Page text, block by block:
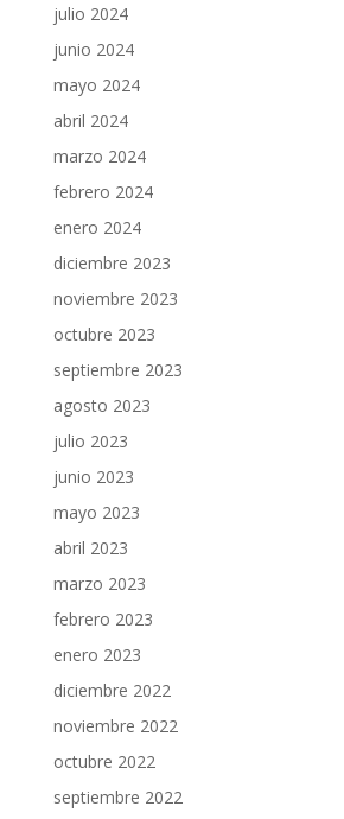
julio 2024
junio 2024
mayo 2024
abril 2024
marzo 2024
febrero 2024
enero 2024
diciembre 2023
noviembre 2023
octubre 2023
septiembre 2023
agosto 2023
julio 2023
junio 2023
mayo 2023
abril 2023
marzo 2023
febrero 2023
enero 2023
diciembre 2022
noviembre 2022
octubre 2022
septiembre 2022